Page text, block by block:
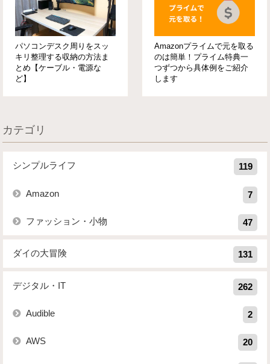
パソコンデスク周りをスッ
キリ整理する収納の方法ま
とめ【ケーブル・電源な
ど】
Amazonプライムで元を取る
のは簡単！プライム特典一
つずつから具体例をご紹介
します
カテゴリ
シンプルライフ 119
Amazon 7
ファッション・小物 47
ダイの大冒険 131
デジタル・IT 262
Audible 2
AWS 20